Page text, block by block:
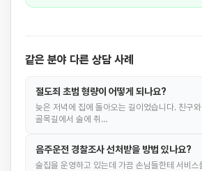
같은 분야 다른 상담 사례
절도죄 초범 형량이 어떻게 되나요?
늦은 저녁에 집에 돌아오는 길이었습니다. 친구와
골목길에서 술에 취…
음주운전 경찰조사 선처받을 방법 있나요?
술집을 운영하고 있는데 가끔 손님들한테 서비스